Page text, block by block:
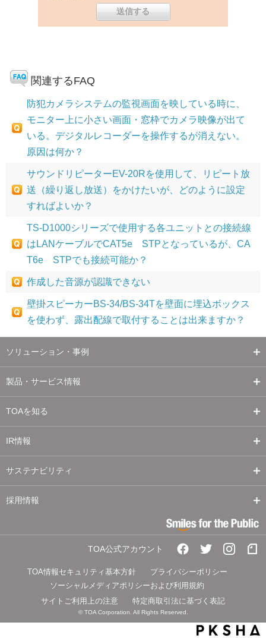
関連するFAQ
防犯カメラシステムの監視画面を映している時に、
モニター上に小さい画面・窓枠でカメラ映像が出て
いる。デジタルレコーダーを操作するが消えない。
原因は何か？
サウンドリピーターEV-20Rを使用して、リピート放
送（繰り返し放送）をかけたいが、どのように設定
すればよいか？
TS-D1000シリーズで使用する各ユニットとの接続線
はLANケーブルでCAT5e STPとなっているが、CA
T6e STPでも接続可能か？
作成した音源が認識できない
壁掛スピーカーBS-34/BS-34Tを壁面に埋込ボックス
を使わず、露出配線で取付することは出来ますか？
ソリューション・事例
製品・サービス情報
TOAを知る
IR情報
サステナビリティ
採用情報
TOA公式アカウント
TOA情報セキュリティ基本方針
プライバシーポリシー
ソーシャルメディアポリシーおよび利用規約
サイトご利用上の注意
特定商取引法に基づく表記
© TOA Corporation. All Rights Reserved.